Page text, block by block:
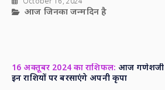
आज जिनका जन्मदिन है
16 अक्तूबर 2024 का राशिफल: आज गणेशजी
इन राशियों पर बरसाएंगे अपनी कृपा